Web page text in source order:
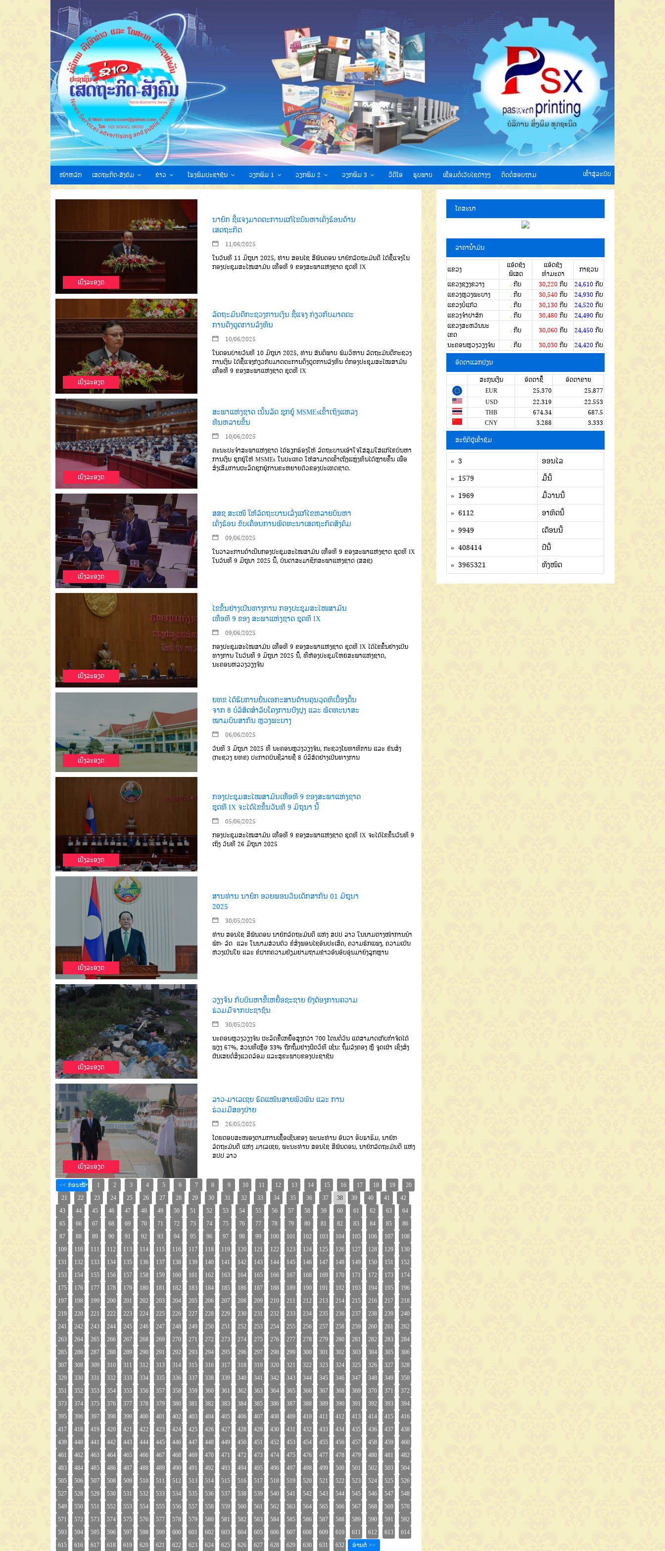
ໜ້າຫລັກ ເສດຖະກິດ-ສັງຄົມ ຂ່າວ ໂຮງພິມປະຊາຊົນ ວຽກພິມ 1 ວຽກພິມ 2 ວຽກພິມ 3 ວີດີໂອ ຮູບພາບ ເຊື່ອມຕໍ່ເວັບໄຊຕ່າງໆ ຕິດຕໍ່ສອບຖາມ ເຂົ້າສູ່ລະບົບ
ເບີ່ງລະອຽດ
ນາຍົກ ຊີ້ແຈງມາດຕະການແກ້ໄຂບັນຫາເຄັ່ງຮ້ອນດ້ານ
ເສດຖະກິດ
11/06/2025
ໃນວັນທີ 11 ມິຖຸນາ 2025, ທ່ານ ສອນໄຊ ສີພັນດອນ ນາຍົກລັດຖະມົນຕີ ໄດ້ຊີ້ແຈງໃນ
ກອງປະຊຸມສະໄໝສາມັນ ເທື່ອທີ 9 ຂອງສະພາແຫ່ງຊາດ ຊຸດທີ IX
ເບີ່ງລະອຽດ
ລັດຖະມົນຕີກະຊວງການເງິນ ຊີ້ແຈງ ກ່ຽວກັບມາດຕະ
ການດຶງດູດການລົງທຶນ
10/06/2025
ໃນຕອນບ່າຍວັນທີ 10 ມິຖຸນາ 2025, ທ່ານ ສັນຕິພາບ ພົມວິຫານ ລັດຖະມົນຕີກະຊວງ
ການເງິນ ໄດ້ຊີ້ແຈງກ່ຽວກັບມາດຕະການດຶງດູດການລົງທຶນ ຕໍ່ກອງປະຊຸມສະໄໝສາມັນ
ເທື່ອທີ 9 ຂອງສະພາແຫ່ງຊາດ ຊຸດທີ IX
ເບີ່ງລະອຽດ
ສະພາແຫ່ງຊາດ ເນັ້ນລັດ ຊຸກຍູ້ MSMEsເຂົ້າເຖິງແຫລງ
ທຶນຫລາຍຂຶ້ນ
10/06/2025
ຄະນະປະຈຳສະພາແຫ່ງຊາດ ໄດ້ຮຽກຮ້ອງໃຫ້ ລັດຖະບານເອົາໃຈໃສ່ສຸມໃສ່ແກ້ໄຂບັນຫາ
ການເງິນ ຊຸກຍູ້ໃຫ້ MSMEs ໃນປະເທດ ໃຫ້ສາມາດເຂົ້າເຖິງແຫຼ່ງທຶນໄດ້ຫຼາຍຂຶ້ນ ເພື່ອ
ສົ່ງເສີມການຜະລິດຊຸກຍູ້ການຂະຫຍາຍຕົວຂອງປະເທດຊາດ.
ເບີ່ງລະອຽດ
ສສຊ ສະເໜີ ໃຫ້ລັດຖະບານເລັ່ງແກ້ໄຂຫລາຍບັນຫາ
ເຄັ່ງຮ້ອນ ຂັບເຄື່ອນການພັດທະນາເສດຖະກິດສັງຄົມ
09/06/2025
ໃນວາລະການດຳເນີນກອງປະຊຸມສະໄໝສາມັນ ເທື່ອທີ 9 ຂອງສະພາແຫ່ງຊາດ ຊຸດທີ IX
ໃນວັນທີ 9 ມິຖຸນາ 2025 ນີ້, ບັນດາສະມາຊິກສະພາແຫ່ງຊາດ (ສສຊ)
ເບີ່ງລະອຽດ
ໄຂຂຶ້ນຢ່າງເປັນທາງການ ກອງປະຊຸມສະໄໜສາມັນ
ເທື່ອທີ 9 ຂອງ ສະພາແຫ່ງຊາດ ຊຸດທີ IX
09/06/2025
ກອງປະຊຸມສະໄໝສາມັນ ເທື່ອທີ 9 ຂອງສະພາແຫ່ງຊາດ ຊຸດທີ IX ໄດ້ໄຂຂຶ້ນຢ່າງເປັນ
ທາງການ ໃນວັນທີ 9 ມິຖຸນາ 2025 ນີ້, ທີ່ຫ້ອງປະຊຸມໃຫຍ່ສະພາແຫ່ງຊາດ,
ນະຄອນຫລວງວຽງຈັນ
ເບີ່ງລະອຽດ
ຍທຂ ໄດ້ຮັບການຍື່ນເອກະສານດ້ານຄຸນວຸດທິເບື້ອງຕົ້ນ
ຈາກ 8 ບໍລິສັດສຳລັບໂຄງການປັງປຸງ ແລະ ພັດທະນາສະ
ໝາມບິນສາກົນ ຫຼວງພະບາງ
06/06/2025
ວັນທີ 3 ມິຖຸນາ 2025 ທີ່ ນະຄອນຫຼວງວຽງຈັນ, ກະຊວງໂຍທາທິການ ແລະ ຂົນສົ່ງ
(ກະຊວງ ຍທຂ) ປະກາດບັນຊີລາຍຊື່ 8 ບໍລິສັດຢ່າງເປັນທາງການ
ເບີ່ງລະອຽດ
ກອງປະຊຸມສະໄໝສາມັນເທື່ອທີ 9 ຂອງສະພາແຫ່ງຊາດ
ຊຸດທີ IX ຈະໄດ້ໄຂຂຶ້ນວັນທີ 9 ມິຖຸນາ ນີ້
05/06/2025
ກອງປະຊຸມສະໄໝສາມັນ ເທື່ອທີ 9 ຂອງສະພາແຫ່ງຊາດ ຊຸດທີ IX ຈະໄດ້ໄຂຂຶ້ນວັນທີ 9
ເຖິງ ວັນທີ 26 ມິຖຸນາ 2025
ເບີ່ງລະອຽດ
ສານທ່ານ ນາຍົກ ອວຍພອນວັນເດັກສາກົນ 01 ມິຖຸນາ
2025
30/05/2025
ທ່ານ ສອນໄຊ ສີພັນດອນ ນາຍົກລັດຖະມົນຕີ ແຫ່ງ ສປປ ລາວ ໃນນາມຕາງໜ້າການນໍາ
ພັກ- ລັດ ແລະ ໃນນາມສ່ວນຕົວ ຂໍສົ່ງພອນໄຊອັນປະເສີດ, ຄວາມຮັກແພງ, ຄວາມເປັນ
ຫ່ວງເປັນໃຍ ແລະ ຂໍຝາກຄວາມຢ້ຽມຢາມຖາມຂ່າວອັນອົບອຸ່ນມາຍັງລູກຫຼານ
ເບີ່ງລະອຽດ
ວຽງຈັນ ກັບບັນຫາຂີ້ເຫຍື້ອຊະຊາຍ ຍັງຕ້ອງການຄວາມ
ຮ່ວມມືຈາກປະຊາຊົນ
30/05/2025
ນະຄອນຫຼວງວຽງຈັນ ຜະລິດຂີ້ເຫຍື້ອສູງກວ່າ 700 ໂຕນຕໍ່ວັນ ແຕ່ສາມາດເກັບກໍາຈັດໄດ້
ພຽງ 67%, ສ່ວນທີ່ເຫຼືອ 33% ຖືກຖິ້ມຢ່າງຜິດວິທີ ເຊັ່ນ: ຖິ້ມລົງຄອງ ຫຼື ຈູດເຜົາ ເຊິ່ງສົ່ງ
ຜົນເສຍຕໍ່ສິ່ງແວດລ້ອມ ແລະສຸຂະພາບຂອງປະຊາຊົນ
ເບີ່ງລະອຽດ
ລາວ-ມາເລເຊຍ ຮັດແໜ້ນສາຍພົວພັນ ແລະ ການ
ຮ່ວມມືສອງຝ່າຍ
26/05/2025
ໂດຍຕອບສະໜອງຕາມການເຊື້ອເຊີນຂອງ ພະນະທ່ານ ອັນວາ ອິບຣາຮິມ, ນາຍົກ
ລັດຖະມົນຕີ ແຫ່ງ ມາເລເຊຍ, ພະນະທ່ານ ສອນໄຊ ສີພັນດອນ, ນາຍົກລັດຖະມົນຕີ ແຫ່ງ
ສປປ ລາວ
ໂຄສະນາ
ລາຄານໍ້າມັນ
ແຂວງ
ແອັດຊັງ
ພິເສດ
ແອັດຊັງ
ທຳມະດາ
ກາຊວນ
ແຂວງຊຽງຂວາງ
.ກີບ 30,220ກີບ 24,610 ກີບ
ແຂວງຫຼວງພະບາງ
.ກີບ 30,540ກີບ 24,930 ກີບ
ແຂວງບໍ່ແກ້ວ
.ກີບ 30,130ກີບ 24,520 ກີບ
ແຂວງຈໍາປາສັກ
.ກີບ 30,480ກີບ 24,490 ກີບ
ແຂວງສະຫວັນນະ
ເຂດ
.ກີບ 30,060ກີບ 24,450 ກີບ
ນະຄອນຫຼວງວຽງຈັນ
.ກີບ 30,030ກີບ 24,420 ກີບ
ອັດຕາແລກປ່ຽນ
ສະກຸນເງີນ ອັດຕາຊື້
ອັດຕາຂາຍ
EUR
25.370
25.877
USD
22.319
22.553
THB
674.34
687.5
CNY
3.288 3.333
ສະຖິຕິຜູ້ເຂົ້າຊົມ
» 3
ອອນໄລ
» 1579
ມື້ນີ້
» 1969
ມື້ວານນີ້
» 6112
ອາທິດນີ້
» 9949
ເດືອນນີ້
» 408414
ປີນີ້
» 3965321
ທັງໜົດ